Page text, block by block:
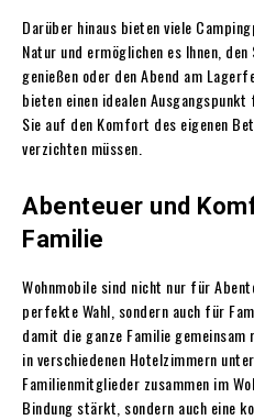
Darüber hinaus bieten viele
Natur und ermöglichen es Ihnen,
genießen oder den Abend am
bieten einen idealen
Sie auf den Komfort des eigenen
verzichten müssen.
Abenteuer und
Familie
Wohnmobile sind nicht nur für
perfekte Wahl, sondern auch für
damit die ganze Familie
in verschiedenen Hotelzimmern
Familienmitglieder zusammen im
Bindung stärkt, sondern auch eine